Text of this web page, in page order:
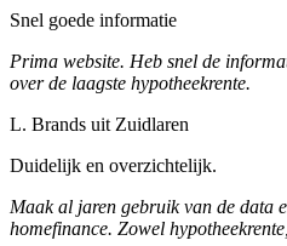
Snel goede informatie
Prima website. Heb snel de
over de laagste hypotheekrente.
L. Brands uit Zuidlaren
Duidelijk en overzichtelijk.
Maak al jaren gebruik van de data
homefinance. Zowel